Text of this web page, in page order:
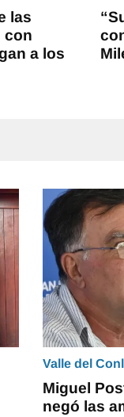
las
con
a los
Valle del
Miguel
negó las